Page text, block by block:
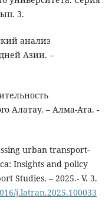
3.
анализ
Азии. –
Алатау. – Алма-Ата. -
urban transport-
Insights and policy
Studies. – 2025.- V. 3.
j.latran.2025.100033